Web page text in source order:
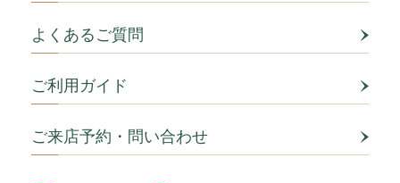
よくあるご質問
ご利用ガイド
ご来店予約・問い合わせ